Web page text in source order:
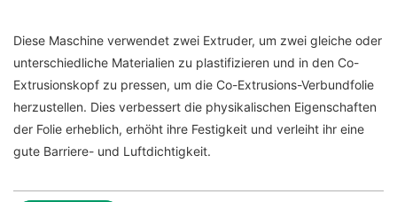
Diese Maschine verwendet zwei Extruder, um zwei gleiche oder
unterschiedliche Materialien zu plastifizieren und in den Co-
Extrusionskopf zu pressen, um die Co-Extrusions-Verbundfolie
herzustellen. Dies verbessert die physikalischen Eigenschaften
der Folie erheblich, erhöht ihre Festigkeit und verleiht ihr eine
gute Barriere- und Luftdichtigkeit.